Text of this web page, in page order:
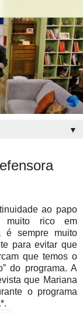
▼
ao papo
muito rico em
é sempre muito
para evitar que
que temos o
do programa. A
que Mariana
o programa
*.